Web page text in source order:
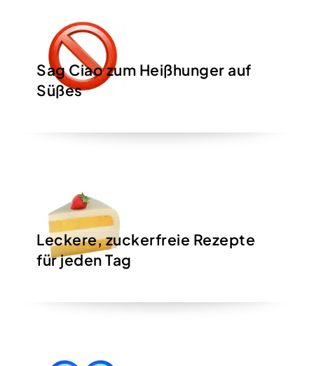
Sag Ciaozum Heißhunger auf
Süßes
Leckere,zuckerfreie Rezepte
für jeden Tag